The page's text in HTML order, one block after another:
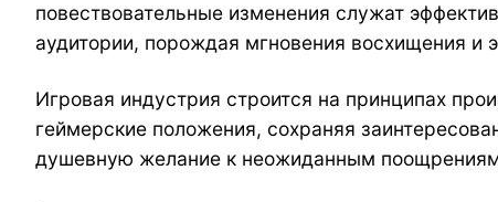
повествовательные изменения служат
аудитории, порождая мгновения восхищения и
Игровая индустрия строится на принципах
геймерские положения, сохраняя
душевную желание к неожиданным